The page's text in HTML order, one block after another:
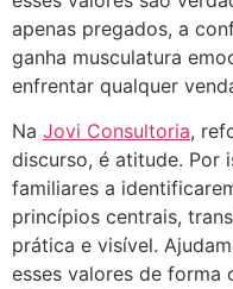
apenas pregados, a
ganha musculatura
enfrentar qualquer
Na Jovi Consultoria,
discurso, é atitude. Por
familiares a
princípios centrais,
prática e visível.
esses valores de forma